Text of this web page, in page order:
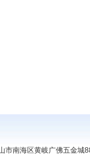
市南海区黄岐广佛五金